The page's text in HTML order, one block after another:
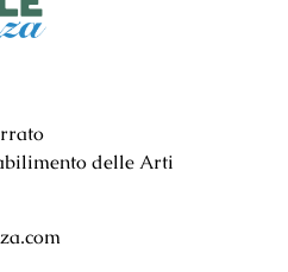
delle Arti